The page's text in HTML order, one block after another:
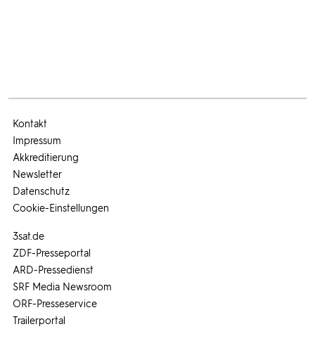
3sat.de
ZDF-Presseportal
ARD-Pressedienst
SRF Media Newsroom
ORF-Presseservice
Trailerportal
Kontakt
Impressum
Akkreditierung
Newsletter
Datenschutz
Cookie-Einstellungen